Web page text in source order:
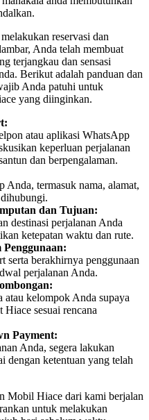
reservasi dan
Anda telah membuat
terjangkau dan sensasi
Berikut adalah panduan dan
Anda patuhi untuk
yang diinginkan.
atau aplikasi WhatsApp
keperluan perjalanan
dan berpengalaman.
termasuk nama, alamat,
dan Tujuan:
destinasi perjalanan Anda
ketepatan waktu dan rute.
Penggunaan:
serta berakhirnya penggunaan
perjalanan Anda.
kelompok Anda supaya
sesuai rencana
Payment:
Anda, segera lakukan
dengan ketentuan yang telah
Mobil Hiace dari kami berjalan
untuk melakukan